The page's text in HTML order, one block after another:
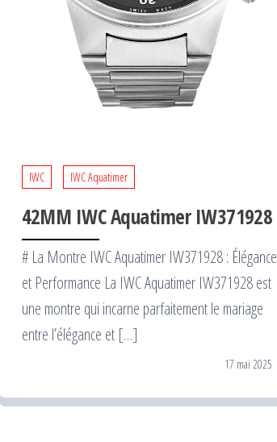
IWC IWC Aquatimer
42MM IWC Aquatimer IW371928
# La Montre IWC Aquatimer IW371928 : Élégance
et Performance La IWC Aquatimer IW371928 est
une montre qui incarne parfaitement le mariage
entre l’élégance et […]
17 mai 2025